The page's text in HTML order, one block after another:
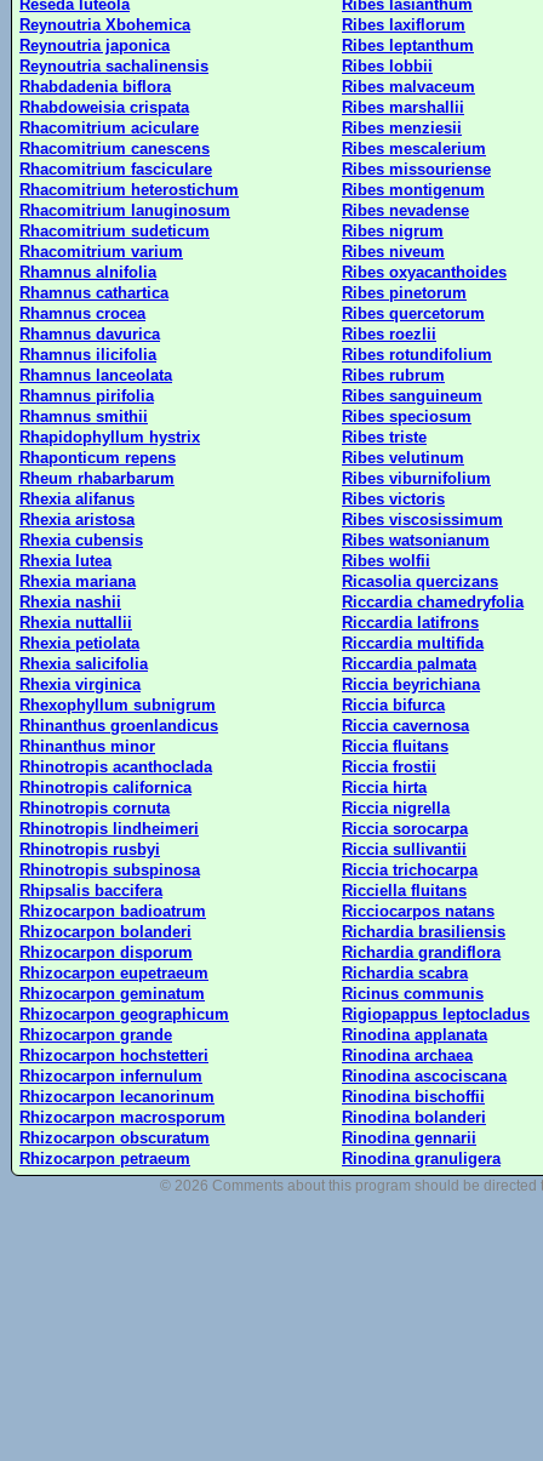
Reseda luteola
Ribes lasianthum
Reynoutria Xbohemica
Ribes laxiflorum
Reynoutria japonica
Ribes leptanthum
Reynoutria sachalinensis
Ribes lobbii
Rhabdadenia biflora
Ribes malvaceum
Rhabdoweisia crispata
Ribes marshallii
Rhacomitrium aciculare
Ribes menziesii
Rhacomitrium canescens
Ribes mescalerium
Rhacomitrium fasciculare
Ribes missouriense
Rhacomitrium heterostichum
Ribes montigenum
Rhacomitrium lanuginosum
Ribes nevadense
Rhacomitrium sudeticum
Ribes nigrum
Rhacomitrium varium
Ribes niveum
Rhamnus alnifolia
Ribes oxyacanthoides
Rhamnus cathartica
Ribes pinetorum
Rhamnus crocea
Ribes quercetorum
Rhamnus davurica
Ribes roezlii
Rhamnus ilicifolia
Ribes rotundifolium
Rhamnus lanceolata
Ribes rubrum
Rhamnus pirifolia
Ribes sanguineum
Rhamnus smithii
Ribes speciosum
Rhapidophyllum hystrix
Ribes triste
Rhaponticum repens
Ribes velutinum
Rheum rhabarbarum
Ribes viburnifolium
Rhexia alifanus
Ribes victoris
Rhexia aristosa
Ribes viscosissimum
Rhexia cubensis
Ribes watsonianum
Rhexia lutea
Ribes wolfii
Rhexia mariana
Ricasolia quercizans
Rhexia nashii
Riccardia chamedryfolia
Rhexia nuttallii
Riccardia latifrons
Rhexia petiolata
Riccardia multifida
Rhexia salicifolia
Riccardia palmata
Rhexia virginica
Riccia beyrichiana
Rhexophyllum subnigrum
Riccia bifurca
Rhinanthus groenlandicus
Riccia cavernosa
Rhinanthus minor
Riccia fluitans
Rhinotropis acanthoclada
Riccia frostii
Rhinotropis californica
Riccia hirta
Rhinotropis cornuta
Riccia nigrella
Rhinotropis lindheimeri
Riccia sorocarpa
Rhinotropis rusbyi
Riccia sullivantii
Rhinotropis subspinosa
Riccia trichocarpa
Rhipsalis baccifera
Ricciella fluitans
Rhizocarpon badioatrum
Ricciocarpos natans
Rhizocarpon bolanderi
Richardia brasiliensis
Rhizocarpon disporum
Richardia grandiflora
Rhizocarpon eupetraeum
Richardia scabra
Rhizocarpon geminatum
Ricinus communis
Rhizocarpon geographicum
Rigiopappus leptocladus
Rhizocarpon grande
Rinodina applanata
Rhizocarpon hochstetteri
Rinodina archaea
Rhizocarpon infernulum
Rinodina ascociscana
Rhizocarpon lecanorinum
Rinodina bischoffii
Rhizocarpon macrosporum
Rinodina bolanderi
Rhizocarpon obscuratum
Rinodina gennarii
Rhizocarpon petraeum
Rinodina granuligera
© 2026 Comments about this program should be